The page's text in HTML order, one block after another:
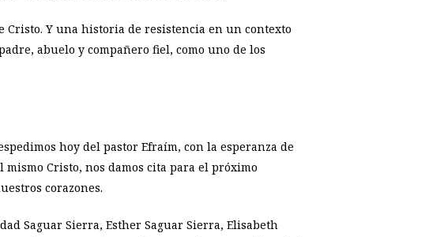
Y una historia de resistencia en un contexto
abuelo y compañero fiel, como uno de los
hoy del pastor Efraím, con la esperanza de
Cristo, nos damos cita para el próximo
corazones.
Saguar Sierra, Esther Saguar Sierra, Elisabeth